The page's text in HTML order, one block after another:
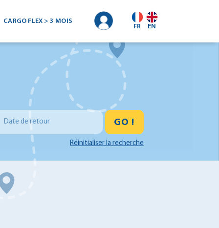
CARGO FLEX > 3 MOIS
FR EN
Date de retour GO !
Réinitialiser la recherche